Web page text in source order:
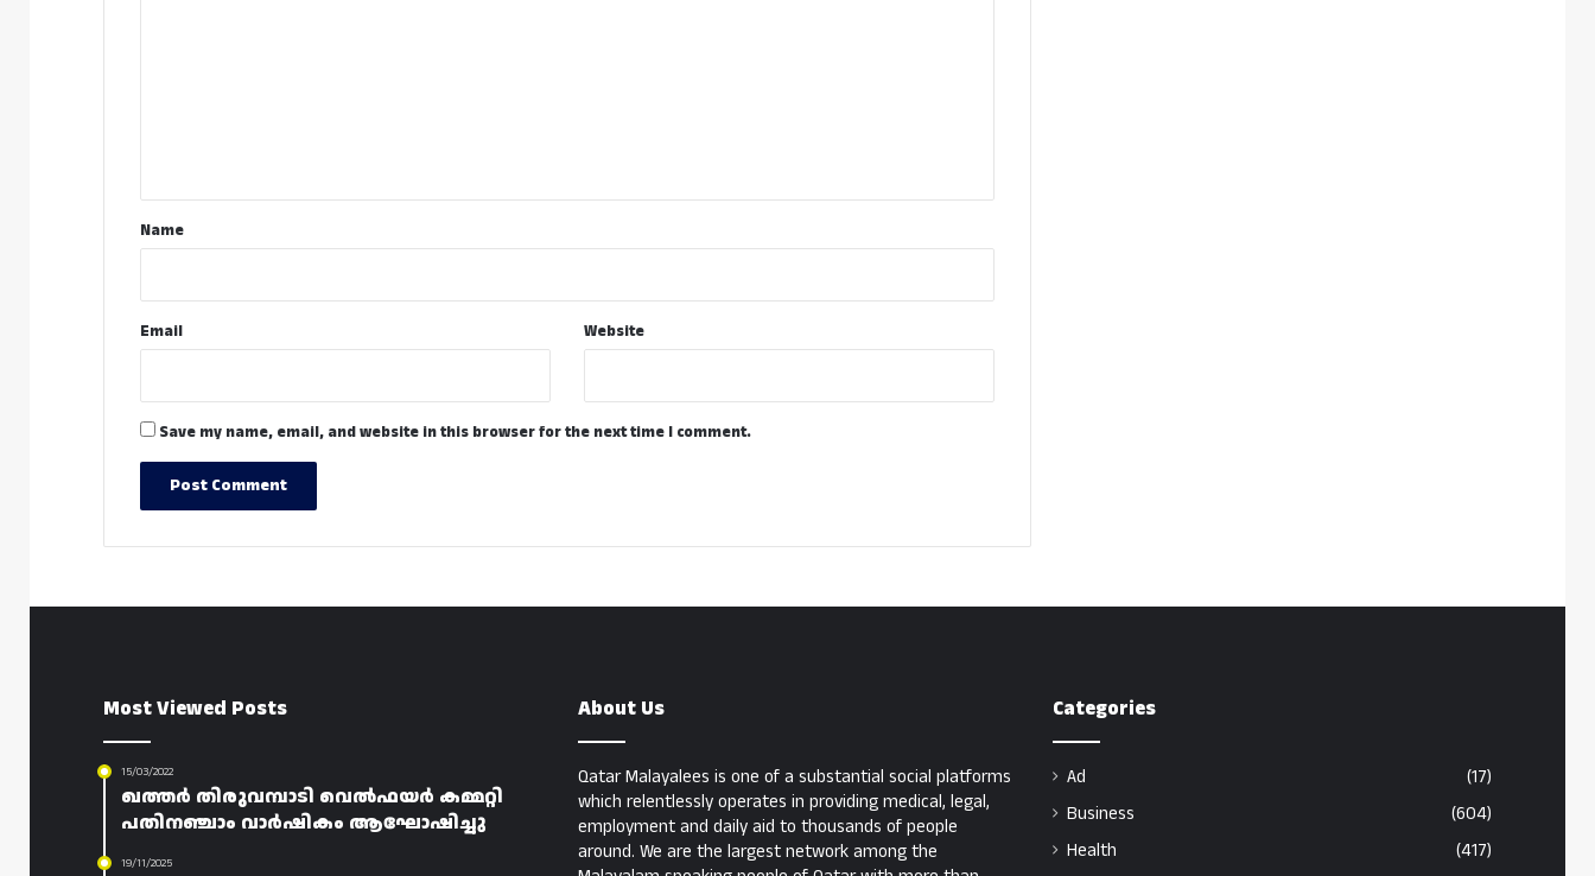
*Name
Email Website
Save my name, email, and website in this browser for the next time I comment.
Most Viewed Posts
15/03/2022
ഖത്തർ തിരുവമ്പാടി വെൽഫയർ കമ്മറ്റി
പതിനഞ്ചാം വാർഷികം ആഘോഷിച്ചു
19/11/2025
About Us
Qatar Malayalees is one of a substantial social platforms
which relentlessly operates in providing medical, legal,
employment and daily aid to thousands of people
around. We are the largest network among the
Categories
Ad
(17)
Business
(604)
Health
(417)